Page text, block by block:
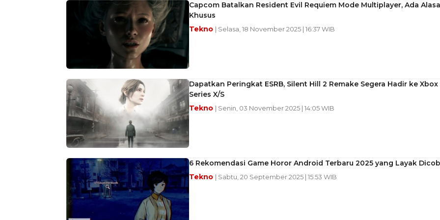
Capcom Batalkan Resident Evil Requiem Mode Multiplayer, Ada
Khusus
Tekno | Selasa, 18 November 2025 | 16:37 WIB
Dapatkan Peringkat ESRB, Silent Hill 2 Remake Segera Hadir ke Xbox
Series X/S
Tekno | Senin, 03 November 2025 | 14:05 WIB
6 Rekomendasi Game Horor Android Terbaru 2025 yang Layak
Tekno | Sabtu, 20 September 2025 | 15:53 WIB